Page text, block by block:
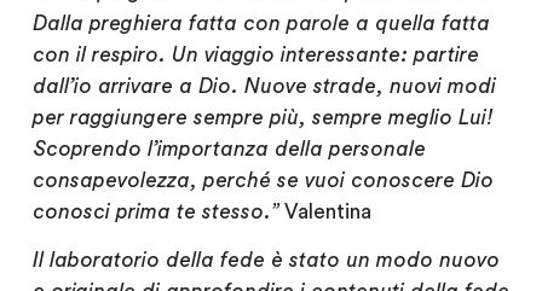
Dalla preghiera fatta con parole a quella fatta
con il respiro. Un viaggio interessante: partire
dall’io arrivare a Dio. Nuove strade, nuovi modi
per raggiungere sempre più, sempre meglio Lui!
Scoprendo l’importanza della personale
consapevolezza, perché se vuoi conoscere Dio
conosci prima te stesso.”Valentina
Il laboratorio della fede è stato un modo nuovo